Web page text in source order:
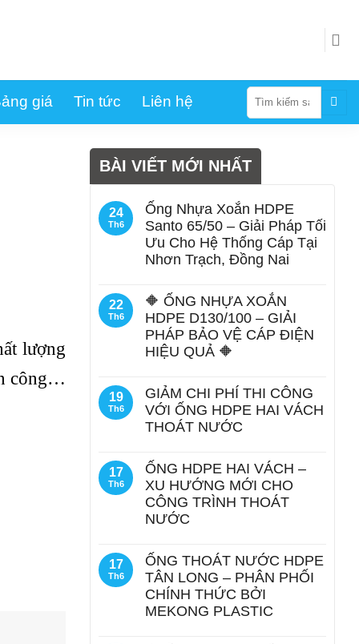
giá Tin tức Liên hệ
Tìm
kiếm:
lượng
công…
BÀI VIẾT MỚI NHẤT
24
Th6
Ống Nhựa Xoắn HDPE
Santo 65/50 – Giải Pháp Tối
Ưu Cho Hệ Thống Cáp Tại
Nhơn Trạch, Đồng Nai
22
Th6
🔶 ỐNG NHỰA XOẮN
HDPE D130/100 – GIẢI
PHÁP BẢO VỆ CÁP ĐIỆN
HIỆU QUẢ 🔶
19
Th6
GIẢM CHI PHÍ THI CÔNG
VỚI ỐNG HDPE HAI VÁCH
THOÁT NƯỚC
17
Th6
ỐNG HDPE HAI VÁCH –
XU HƯỚNG MỚI CHO
CÔNG TRÌNH THOÁT
NƯỚC
17
Th6
ỐNG THOÁT NƯỚC HDPE
TÂN LONG – PHÂN PHỐI
CHÍNH THỨC BỞI
MEKONG PLASTIC